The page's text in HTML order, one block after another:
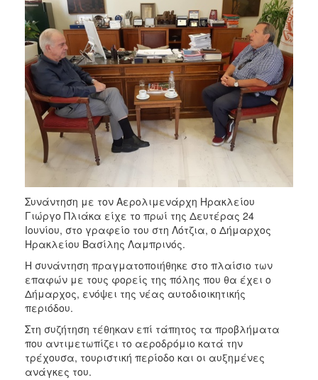
2012
2011
2010
2006
ΤΟΠΟΣ
ΠΟΛΙΤΙΣΜΟΣ
ΑΝΘΕΚΤΙΚΗ
ΠΟΛΗ
Συνάντηση με τον Αερολιμενάρχη Ηρακλείου
Γιώργο Πλιάκα είχε το πρωί της Δευτέρας 24
Ιουνίου, στο γραφείο του στη Λότζια, ο Δήμαρχος
Ηρακλείου Βασίλης Λαμπρινός.
Η συνάντηση πραγματοποιήθηκε στο πλαίσιο των
επαφών με τους φορείς της πόλης που θα έχει ο
Δήμαρχος, ενόψει της νέας αυτοδιοικητικής
περιόδου.
Στη συζήτηση τέθηκαν επί τάπητος τα προβλήματα
που αντιμετωπίζει το αεροδρόμιο κατά την
τρέχουσα, τουριστική περίοδο και οι αυξημένες
ανάγκες του.